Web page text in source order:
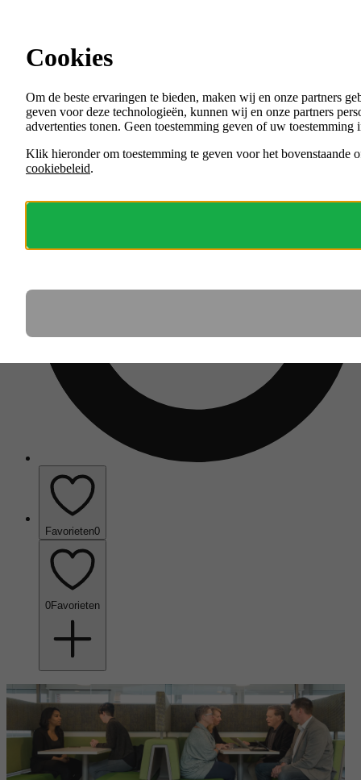
Menu
VACATURES
ORGANISATIES
Favorieten0
0Favorieten
Cookies
Om de beste ervaringen te bieden, maken wij en onze partners
geven voor deze technologieën, kunnen wij en onze partners
advertenties tonen. Geen toestemming geven of uw
Klik hieronder om toestemming te geven voor het bovenstaande
cookiebeleid.